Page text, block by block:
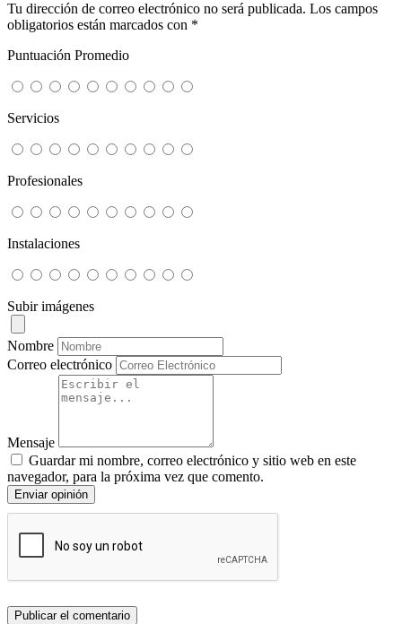
Tu dirección de correo electrónico no será publicada. Los campos
obligatorios están marcados con *
Puntuación Promedio
Servicios
Profesionales
Instalaciones
Subir imágenes
Nombre
Correo electrónico
Mensaje
Guardar mi nombre, correo electrónico y sitio web en este
navegador, para la próxima vez que comento.
Enviar opinión